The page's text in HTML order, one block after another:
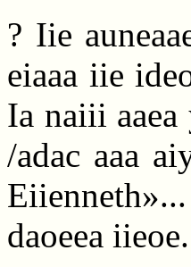
? Iie
eiaaa iie
Ia naiii aaea
/adac aaa
daoeea